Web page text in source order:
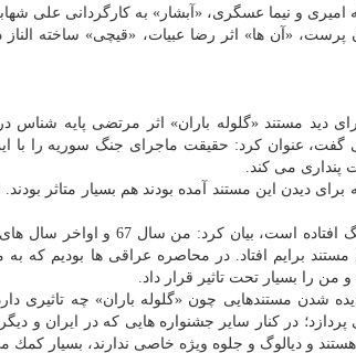
و نیما عسگری، «آبشار» به كارگردانی علی
«آن ها» اثر رضا عبیات، «قیچی» ساخته الناز
مستند «گلوله باران» اثر مرتضی پایه شناس
عنوان كرد: حقیقت ماجرای جنگ سوریه را با
پنداری می كند.
دیدن این مستند آمده بودند هم بسیار متاثر بودند.
موسوی با اشاره به اینكه با دیدن مستند «گلوله باران» یاد یكی از صحنه های جنگ افتاده
این مستند برایم افتاد. در محاصره عراقی ها بودیم كه به
من را بسیار تحت تاثیر قرار داد.
مستندهایی چون «گلوله باران» چه تاثیری
در كنار سایر جشنواره هایی كه در ایران و
و دیالوگ و جلوه ویژه خاصی ندارند، بسیار كمك